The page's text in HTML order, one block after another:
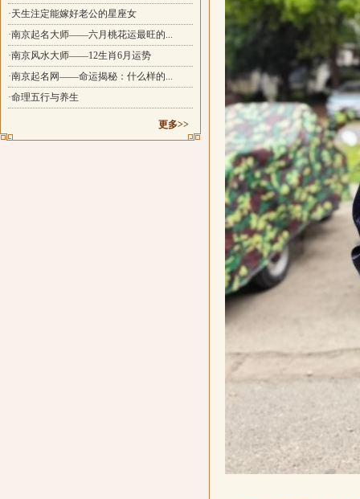
·天生注定能嫁好老公的星座女
·南京起名大师——六月桃花运最旺的...
·南京风水大师——12生肖6月运势
·南京起名网——命运揭秘：什么样的...
·命理五行与养生
更多>>